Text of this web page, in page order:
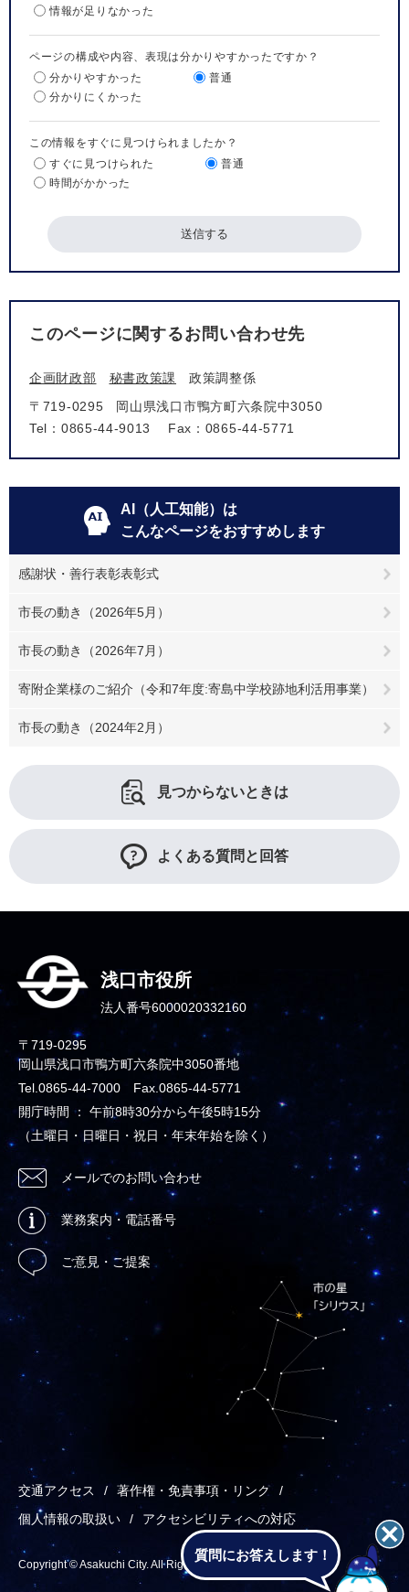
情報が足りなかった
ページの構成や内容、表現は分かりやすかったですか？
分かりやすかった
普通
分かりにくかった
この情報をすぐに見つけられましたか？
すぐに見つけられた
普通
時間がかかった
このページに関するお問い合わせ先
企画財政部 秘書政策課
政策調整係
〒719-0295
岡山県浅口市鴨方町六条院中3050
Tel：0865-44-9013
Fax：0865-44-5771
AI（人工知能）は
こんなページをおすすめします
感謝状・善行表彰表彰式
市長の動き（2026年5月）
市長の動き（2026年7月）
寄附企業様のご紹介（令和7年度:寄島中学校跡地利活用事業）
市長の動き（2024年2月）
見つからないときは
よくある質問と回答
浅口市役所
法人番号6000020332160
〒719-0295
岡山県浅口市鴨方町六条院中3050番地
Tel.0865-44-7000 Fax.0865-44-5771
開庁時間 ： 午前8時30分から午後5時15分
（土曜日・日曜日・祝日・年末年始を除く）
メールでのお問い合わせ
業務案内・電話番号
ご意見・ご提案
交通アクセス
著作権・免責事項・リンク
個人情報の取扱い
アクセシビリティへの対応
Copyright © Asakuchi City. All Rights Reserved.
質問にお答えします！